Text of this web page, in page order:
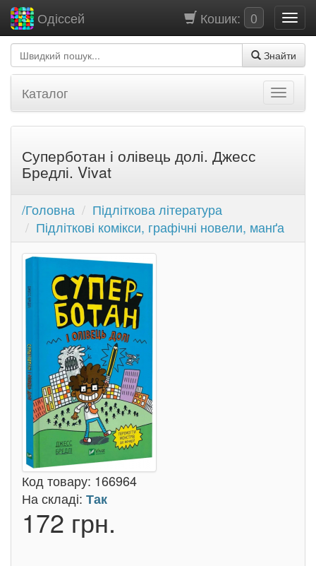
Кошик: 0
Одіссей
Знайти
Каталог
Суперботан і олівець долі. Джесс
Бредлі. Vivat
/Головна
Підліткова література
Підліткові комікси, графічні новели, манґа
Код товару: 166964
На складі: Так
172 грн.